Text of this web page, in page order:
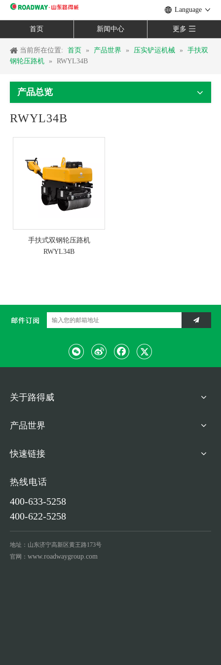
Language
首页 新闻中心 更多
当前所在位置: 首页 » 产品世界 » 压实铲运机械 »
手扶双
钢轮压路机
» RWYL34B
产品总览
RWYL34B
手扶式双钢轮压路机
RWYL34B
关于路得威
产品世界
快速链接
热线电话
400-633-5258
400-622-5258
地址：山东济宁高新区黄王路173号
官网： www.roadwaygroup.com